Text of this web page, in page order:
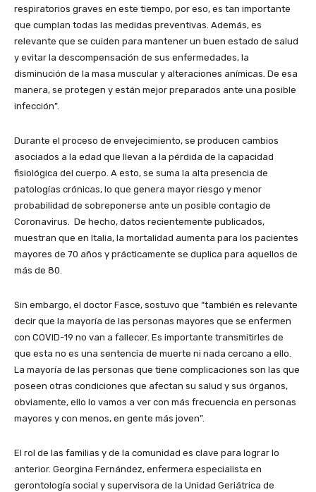
respiratorios graves en este tiempo, por eso, es tan importante
que cumplan todas las medidas preventivas. Además, es
relevante que se cuiden para mantener un buen estado de salud
y evitar la descompensación de sus enfermedades, la
disminución de la masa muscular y alteraciones anímicas. De esa
manera, se protegen y están mejor preparados ante una posible
infección”.
Durante el proceso de envejecimiento, se producen cambios
asociados a la edad que llevan a la pérdida de la capacidad
fisiológica del cuerpo. A esto, se suma la alta presencia de
patologías crónicas, lo que genera mayor riesgo y menor
probabilidad de sobreponerse ante un posible contagio de
Coronavirus. De hecho, datos recientemente publicados,
muestran que en Italia, la mortalidad aumenta para los pacientes
mayores de 70 años y prácticamente se duplica para aquellos de
más de 80.
Sin embargo, el doctor Fasce, sostuvo que “también es relevante
decir que la mayoría de las personas mayores que se enfermen
con COVID-19 no van a fallecer. Es importante transmitirles de
que esta no es una sentencia de muerte ni nada cercano a ello.
La mayoría de las personas que tiene complicaciones son las que
poseen otras condiciones que afectan su salud y sus órganos,
obviamente, ello lo vamos a ver con más frecuencia en personas
mayores y con menos, en gente más joven”.
El rol de las familias y de la comunidad es clave para lograr lo
anterior. Georgina Fernández, enfermera especialista en
gerontología social y supervisora de la Unidad Geriátrica de